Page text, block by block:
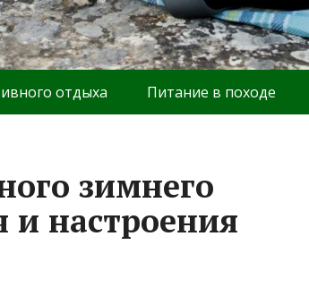
отдыха Питание в походе
зимнего
и настроения